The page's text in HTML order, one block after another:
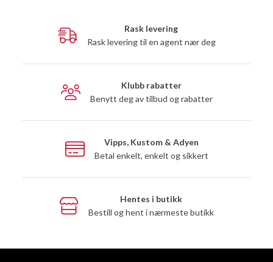
Rask levering
Rask levering til en agent nær deg
Klubb rabatter
Benytt deg av tilbud og rabatter
Vipps, Kustom & Adyen
Betal enkelt, enkelt og sikkert
Hentes i butikk
Bestill og hent i nærmeste butikk